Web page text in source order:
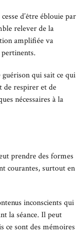
d’être éblouie par
relever de la
amplifiée va
qui sait ce qui
de respirer et de
nécessaires à la
prendre des formes
courantes, surtout en
inconscients qui
la séance. Il peut
ce sont des mémoires